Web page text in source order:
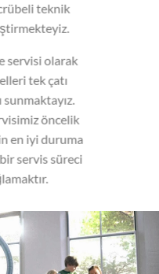
teknik
servisi olarak
tek çatı
sunmaktayız.
öncelik
en iyi duruma
bir servis süreci